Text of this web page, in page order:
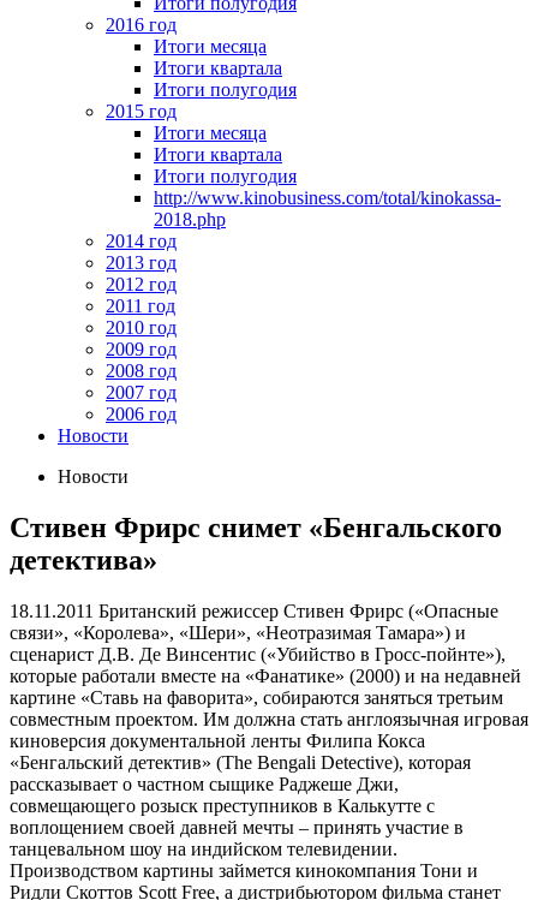
2016 год
Итоги месяца
Итоги квартала
Итоги полугодия
2015 год
Итоги месяца
Итоги квартала
Итоги полугодия
http://www.kinobusiness.com/total/kinokassa-
2018.php
2014 год
2013 год
2012 год
2011 год
2010 год
2009 год
2008 год
2007 год
2006 год
Новости
Новости
Стивен Фрирс снимет «Бенгальского
детектива»
18.11.2011 Британский режиссер Стивен Фрирс («Опасные
связи», «Королева», «Шери», «Неотразимая Тамара») и
сценарист Д.В. Де Винсентис («Убийство в Гросс-пойнте»),
которые работали вместе на «Фанатике» (2000) и на недавней
картине «Ставь на фаворита», собираются заняться третьим
совместным проектом. Им должна стать англоязычная игровая
киноверсия документальной ленты Филипа Кокса
«Бенгальский детектив» (The Bengali Detective), которая
рассказывает о частном сыщике Раджеше Джи,
совмещающего розыск преступников в Калькутте с
воплощением своей давней мечты – принять участие в
танцевальном шоу на индийском телевидении.
Производством картины займется кинокомпания Тони и
Ридли Скоттов Scott Free, а дистрибьютором фильма станет